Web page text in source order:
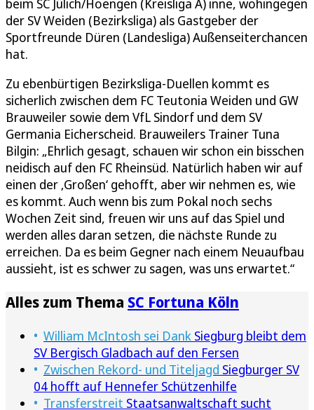
beim SC Jülich/Hoengen (Kreisliga A) inne, wohingegen
der SV Weiden (Bezirksliga) als Gastgeber der
Sportfreunde Düren (Landesliga) Außenseiterchancen
hat.
Zu ebenbürtigen Bezirksliga-Duellen kommt es
sicherlich zwischen dem FC Teutonia Weiden und GW
Brauweiler sowie dem VfL Sindorf und dem SV
Germania Eicherscheid. Brauweilers Trainer Tuna
Bilgin: „Ehrlich gesagt, schauen wir schon ein bisschen
neidisch auf den FC Rheinsüd. Natürlich haben wir auf
einen der ‚Großen‘ gehofft, aber wir nehmen es, wie
es kommt. Auch wenn bis zum Pokal noch sechs
Wochen Zeit sind, freuen wir uns auf das Spiel und
werden alles daran setzen, die nächste Runde zu
erreichen. Da es beim Gegner nach einem Neuaufbau
aussieht, ist es schwer zu sagen, was uns erwartet.“
Alles zum Thema SC Fortuna Köln
William McIntosh sei Dank Siegburg bleibt dem
SV Bergisch Gladbach auf den Fersen
Zwischen Rekord- und Titeljagd Siegburger SV
04 hofft auf Hennefer Schützenhilfe
Transferstreit Staatsanwaltschaft sucht